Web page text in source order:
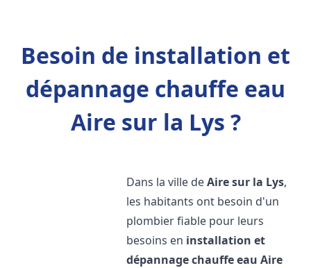
Besoin de installation et
dépannage chauffe eau
Aire sur la Lys ?
Dans la ville deAire sur la Lys,
les habitants ont besoin d'un
plombier fiable pour leurs
besoins en installation et
dépannage chauffe eau Aire